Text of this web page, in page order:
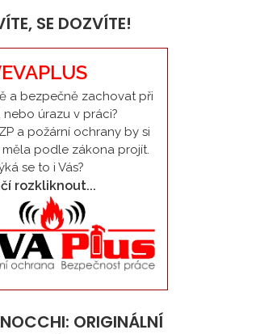
SE DOZVÍTE!
a bezpečně zachovat při
nebo úrazu v práci?
a požární ochrany by si
měla podle zákona projít.
se to i Vás?
rozkliknout...
ORIGINÁLNÍ